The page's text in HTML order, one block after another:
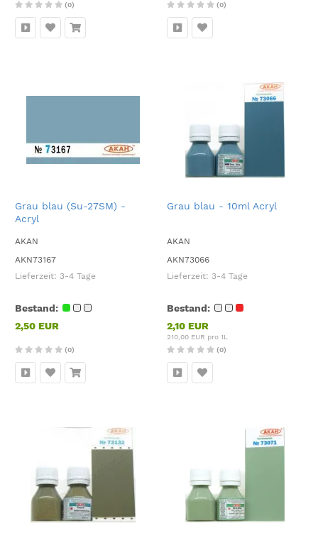
(0)
(0)
Grau blau (Su-27SM) -
Acryl
AKAN
AKN73167
Lieferzeit: 3-4 Tage
Bestand:
2,50 EUR
(0)
Grau blau - 10ml Acryl
AKAN
AKN73066
Lieferzeit: 3-4 Tage
Bestand:
2,10 EUR
210,00 EUR pro 1L
(0)